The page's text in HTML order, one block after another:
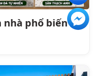
nhà phổ biến